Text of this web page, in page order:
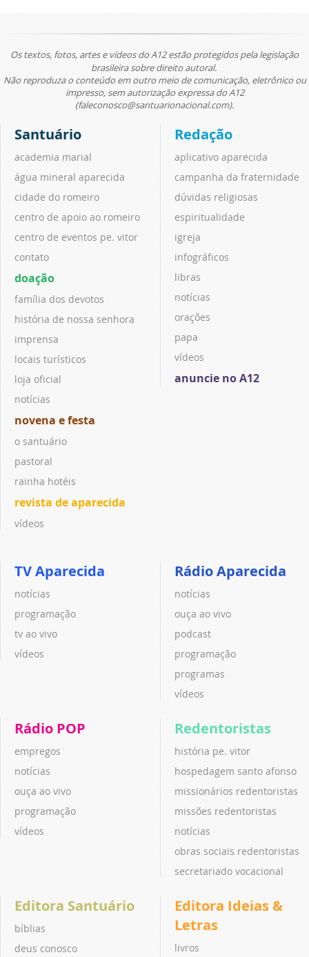
Os textos, fotos, artes e vídeos do A12 estão protegidos pela legislação
brasileira sobre direito autoral.
Não reproduza o conteúdo em outro meio de comunicação, eletrônico ou
impresso, sem autorização expressa do A12
(faleconosco@santuarionacional.com).
Santuário
academia marial
água mineral aparecida
cidade do romeiro
centro de apoio ao romeiro
centro de eventos pe. vitor
contato
doação
família dos devotos
história de nossa senhora
imprensa
locais turísticos
loja oficial
notícias
novena e festa
o santuário
pastoral
rainha hotéis
revista de aparecida
vídeos
Redação
aplicativo aparecida
campanha da fraternidade
dúvidas religiosas
espiritualidade
igreja
infográficos
libras
notícias
orações
papa
vídeos
anuncie no A12
TV Aparecida
notícias
programação
tv ao vivo
vídeos
Rádio Aparecida
notícias
ouça ao vivo
podcast
programação
programas
vídeos
Rádio POP
empregos
notícias
ouça ao vivo
programação
vídeos
Redentoristas
história pe. vitor
hospedagem santo afonso
missionários redentoristas
missões redentoristas
notícias
obras sociais redentoristas
secretariado vocacional
Editora Santuário
bíblias
deus conosco
Editora Ideias &
Letras
livros